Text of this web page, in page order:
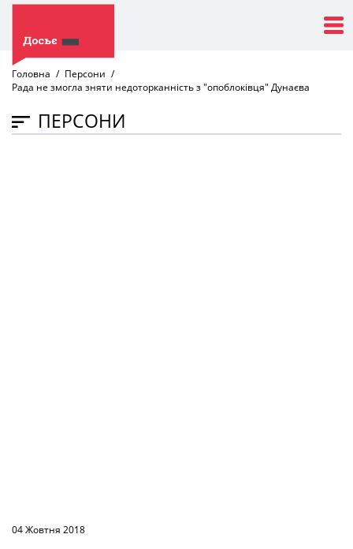
Головна
Персони
Рада не змогла зняти недоторканність з "опоблоківця" Дунаєва
ПЕРСОНИ
04 Жовтня 2018